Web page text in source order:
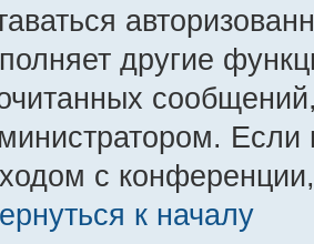
другие
Если
с
к началу